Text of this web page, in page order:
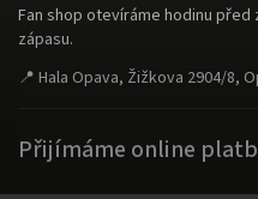
Fan shop otevíráme hodinu
zápasu.
📍 Hala Opava, Žižkova 2904/8,
Přijímáme online